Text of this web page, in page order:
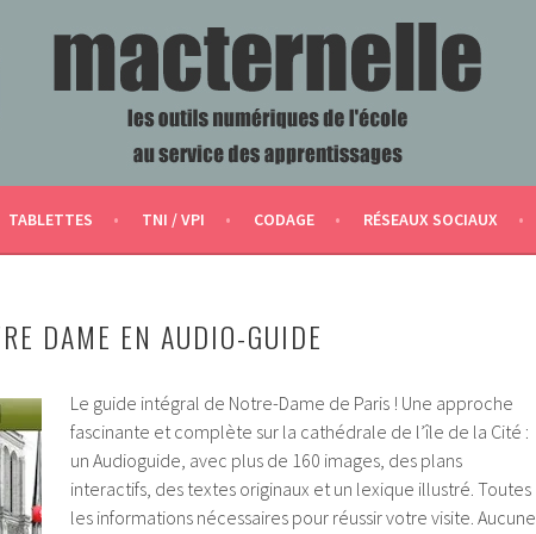
DES APPRENTISSAGES
TABLETTES TNI / VPI CODAGE RÉSEAUX SOCIAUX
DAME EN AUDIO-GUIDE
Le guide intégral de Notre-Dame de Paris ! Une approche
fascinante et complète sur la cathédrale de l’île de la Cité :
un Audioguide, avec plus de 160 images, des plans
interactifs, des textes originaux et un lexique illustré. Toutes
les informations nécessaires pour réussir votre visite. Aucune